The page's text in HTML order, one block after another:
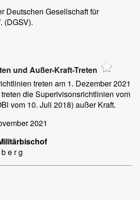
Deutschen Gesellschaft für
(DGSV).
und Außer-Kraft-Treten
treten am 1. Dezember 2021
die Superivisonsrichtlinien vom
vom 10. Juli 2018) außer Kraft.
2021
e r g